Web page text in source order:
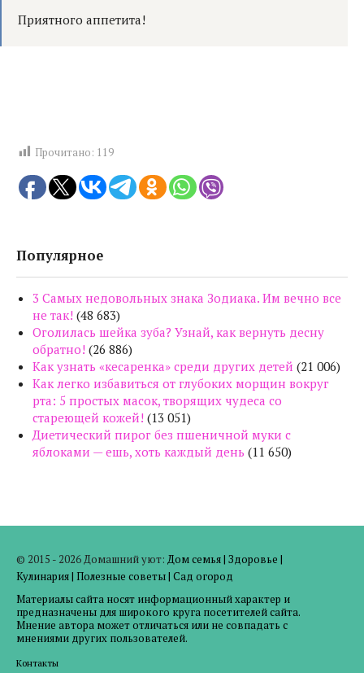
Приятного аппетита!
Прочитано: 119
Популярное
3 Самых недовольных знака Зодиака. Им вечно все
не так! (48 683)
Оголилась шейка зуба? Узнай, как вернуть десну
обратно! (26 886)
Как узнать «кесаренка» среди других детей (21 006)
Как легко избавиться от глубоких морщин вокруг
рта: 5 простых масок, творящих чудеса со
стареющей кожей! (13 051)
Диетический пирог без пшеничной муки с
яблоками — ешь, хоть каждый день (11 650)
© 2015 - 2026 Домашний уют: Дом семья| Здоровье |
Кулинария| Полезные советы| Сад огород
Материалы сайта носят информационный характер и
предназначены для широкого круга посетителей сайта.
Мнение автора может отличаться или не совпадать с
мнениями других пользователей.
Контакты